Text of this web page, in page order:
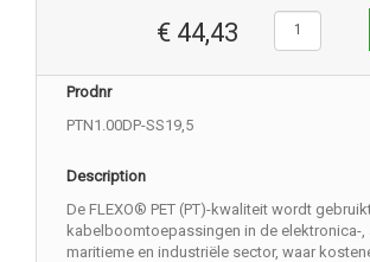
€ 44,43
Prodnr
PTN1.00DP-SS19,5
Description
De FLEXO® PET (PT)-kwaliteit wordt
kabelboomtoepassingen in de elektronica-,
maritieme en industriële sector, waar